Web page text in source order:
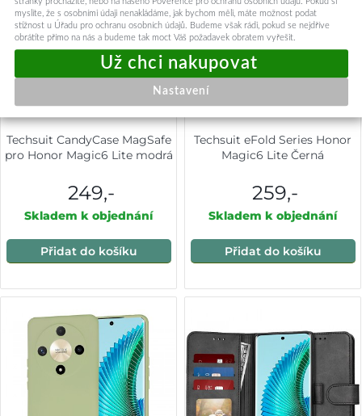
Techsuit CandyCase MagSafe
pro Honor Magic6 Lite modrá
249,-
Skladem k objednání
Přidat do košíku
Techsuit eFold Series Honor
Magic6 Lite Černá
259,-
Skladem k objednání
Přidat do košíku
myslíte, že s osobními údaji nenakládáme, jak bychom měli, máte možnost podat
stížnost u Úřadu pro ochranu osobních údajů. Budeme však rádi, pokud se nejdříve
obrátíte přímo na nás a budeme tak moct Váš požadavek obratem vyřešit.
Nastavení